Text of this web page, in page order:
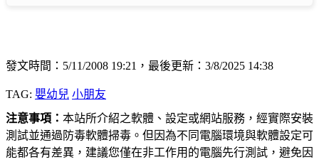
發文時間：5/11/2008 19:21，最後更新：3/8/2025 14:38
TAG: 嬰幼兒 小朋友
注意事項： 本站所介紹之軟體、設定或網站服務，經實際安裝
測試並通過防毒軟體掃毒。但因為不同電腦環境與軟體設定可
能都各有差異，建議您僅在非工作用的電腦先行測試，避免因